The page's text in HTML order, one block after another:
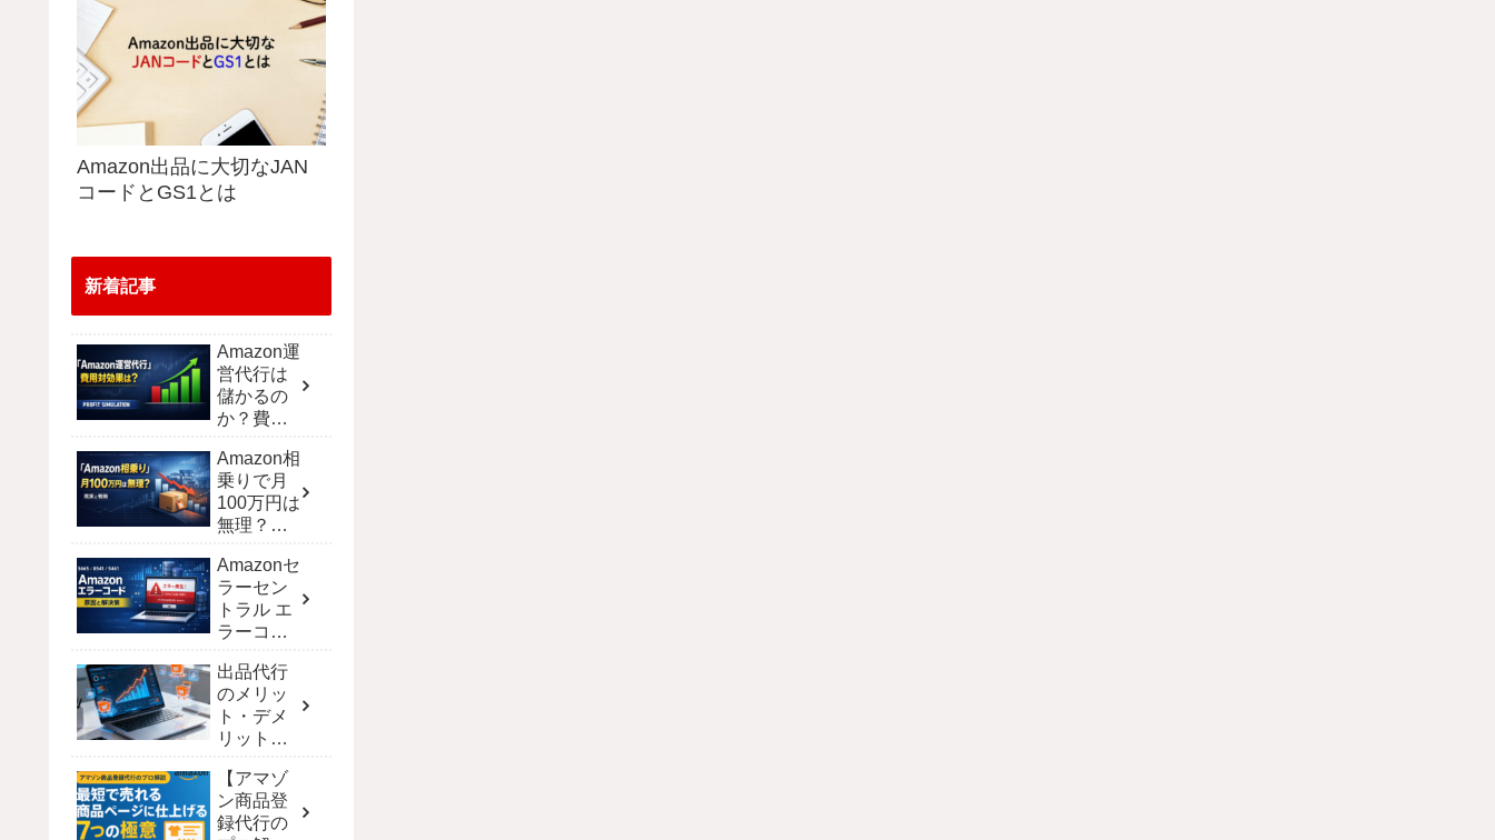
Amazon出品に大切なJAN
コードとGS1とは
新着記事
Amazon運
営代行は
儲かるの
か？費用
シミュレ
ーション
で徹底解
剖
Amazon相
乗りで月
100万円は
無理？現
する戦略
Amazonセ
ラーセン
トラル エ
ラーコー
略！解決
策と一覧
【保存
版】
出品代行
のメリッ
ト・デメ
リット｜
別の費用
と選び方
【アマゾ
ン商品登
録代行の